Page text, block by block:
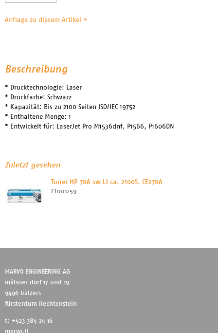
Anfrage zu diesem Artikel »
Beschreibung
* Drucktechnologie: Laser
* Druckfarbe: Schwarz
* Kapazität: Bis zu 2100 Seiten ISO/IEC 19752
* Enthaltene Menge: 1
* Entwickelt für: LaserJet Pro M1536dnf, P1566, P1606DN
Zuletzt gesehen
Toner HP 78A sw LJ ca. 2100S. CE278A
FT001259
MARVO ENGINEERING AG
mälsner dorf 17 und 19
9496 balzers
fürstentum liechtenstein
t: +423 384 24 16